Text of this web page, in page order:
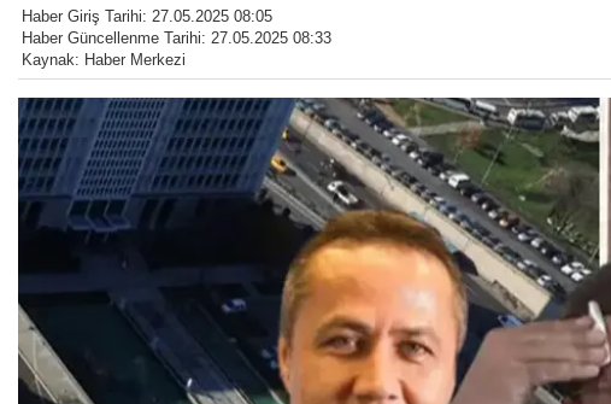
Haber Giriş Tarihi: 27.05.2025 08:05
Haber Güncellenme Tarihi: 27.05.2025 08:33
Kaynak: Haber Merkezi